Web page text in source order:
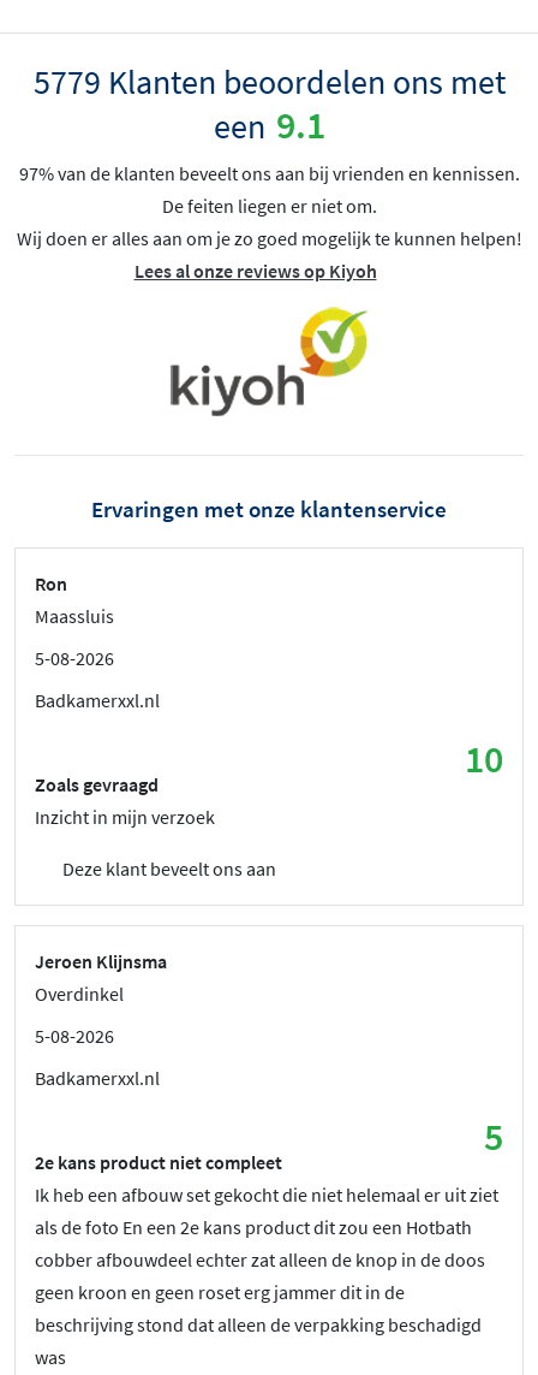
5779 Klanten beoordelen ons met
een 9.1
97% van de klanten beveelt ons aan bij vrienden en kennissen.
De feiten liegen er niet om.
Wij doen er alles aan om je zo goed mogelijk te kunnen helpen!
Lees al onze reviews op Kiyoh
Ervaringen met onze klantenservice
Ron
Maassluis
5-08-2026
Badkamerxxl.nl
10
Zoals gevraagd
Inzicht in mijn verzoek
Deze klant beveelt ons aan
Jeroen Klijnsma
Overdinkel
5-08-2026
Badkamerxxl.nl
5
2e kans product niet compleet
Ik heb een afbouw set gekocht die niet helemaal er uit ziet
als de foto En een 2e kans product dit zou een Hotbath
cobber afbouwdeel echter zat alleen de knop in de doos
geen kroon en geen roset erg jammer dit in de
beschrijving stond dat alleen de verpakking beschadigd
was